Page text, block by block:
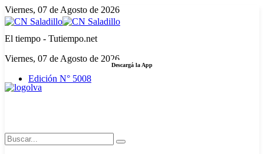
Viernes, 07 de Agosto de 2026
El tiempo - Tutiempo.net
Viernes, 07 de Agosto de 2026
Edición N° 5008
Descargá la App